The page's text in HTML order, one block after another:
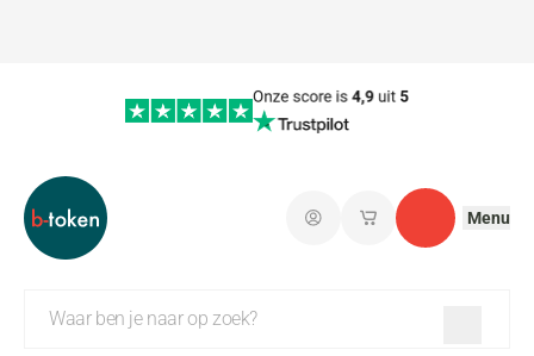
AanmeldenMijn opgeslagen
Contact
Menu